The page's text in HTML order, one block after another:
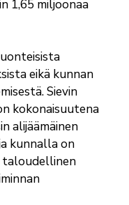
1,65 miljoonaa
eikä kunnan
Sievin
kokonaisuutena
alijäämäinen
kunnalla on
taloudellinen